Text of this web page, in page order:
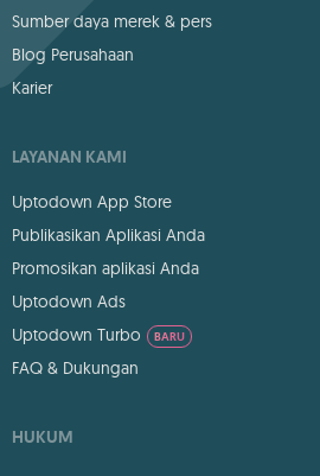
Sumber daya merek & pers
Blog Perusahaan
Karier
LAYANAN KAMI
Uptodown App Store
Publikasikan Aplikasi Anda
Promosikan aplikasi Anda
Uptodown Ads
Uptodown Turbo
BARU
FAQ & Dukungan
HUKUM